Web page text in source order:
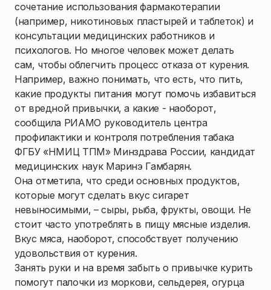
сочетание использования фармакотерапии
(например, никотиновых пластырей и таблеток) и
консультации медицинских работников и
психологов. Но многое человек может делать
сам, чтобы облегчить процесс отказа от курения.
Например, важно понимать, что есть, что пить,
какие продукты питания могут помочь избавиться
от вредной привычки, а какие - наоборот,
сообщила РИАМО руководитель центра
профилактики и контроля потребления табака
ФГБУ «НМИЦ ТПМ» Минздрава России, кандидат
медицинских наук Маринэ Гамбарян.
Она отметила, что среди основных продуктов,
которые могут сделать вкус сигарет
невыносимыми, – сыры, рыба, фрукты, овощи. Не
стоит часто употреблять в пищу мясные изделия.
Вкус мяса, наоборот, способствует получению
удовольствия от курения.
Занять руки и на время забыть о привычке курить
помогут палочки из моркови, сельдерея, огурца